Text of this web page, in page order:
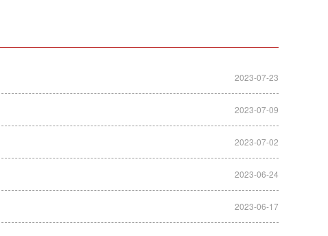
2023-07-23
2023-07-09
2023-07-02
2023-06-24
2023-06-17